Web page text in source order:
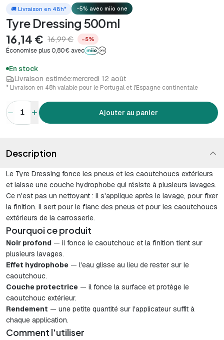
🚚 Livraison en 48h* -5% avec miio one
Tyre Dressing 500ml
16,14 € 16,99 € −5%
Économise plus 0,80€ avec
En stock
Livraison estimée:mercredi 12 août
* Livraison en 48h valable pour le Portugal et l'Espagne continentale
1 Ajouter au panier
Description
Le Tyre Dressing fonce les pneus et les caoutchoucs extérieurs
et laisse une couche hydrophobe qui résiste à plusieurs lavages.
Ce n'est pas un nettoyant : il s'applique après le lavage, pour fixer
la finition. Il sert pour le flanc des pneus et pour les caoutchoucs
extérieurs de la carrosserie.
Pourquoi ce produit
Noir profond — il fonce le caoutchouc et la finition tient sur
plusieurs lavages.
Effet hydrophobe — l'eau glisse au lieu de rester sur le
caoutchouc.
Couche protectrice — il fonce la surface et protège le
caoutchouc extérieur.
Rendement — une petite quantité sur l'applicateur suffit à
chaque application.
Comment l'utiliser